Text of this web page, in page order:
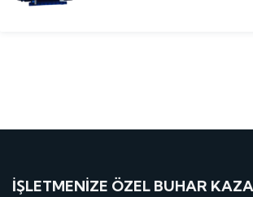
İŞLETMENIZE ÖZEL BUHAR